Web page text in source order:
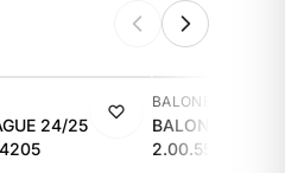
24/25
-12%
BALONES DE
BALON DE
2.00.55